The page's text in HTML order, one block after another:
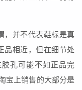
，并不代表鞋标是真
品相近，但在细节处
孔可能不如正品完
宝上销售的大部分是